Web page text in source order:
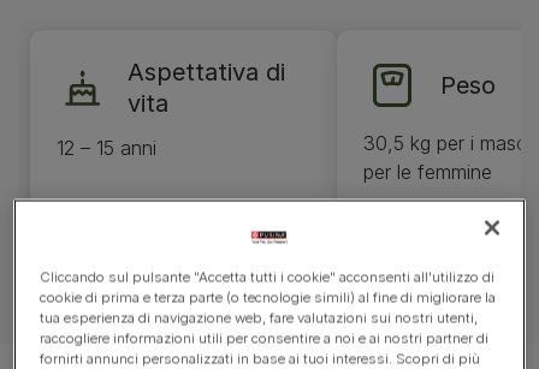
Aspettativa di
vita
12 – 15 anni
Peso
30,5 kg per i
per le femmine
Cliccando sul pulsante "Accetta tutti i cookie" acconsenti all'utilizzo di
cookie di prima e terza parte (o tecnologie simili) al fine di migliorare la
tua esperienza di navigazione web, fare valutazioni sui nostri utenti,
raccogliere informazioni utili per consentire a noi e ai nostri partner di
fornirti annunci personalizzati in base ai tuoi interessi. Scopri di più